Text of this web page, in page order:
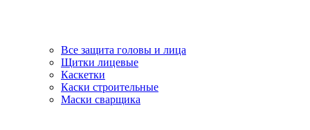
Все защита головы и лица
Щитки лицевые
Каскетки
Каски строительные
Маски сварщика